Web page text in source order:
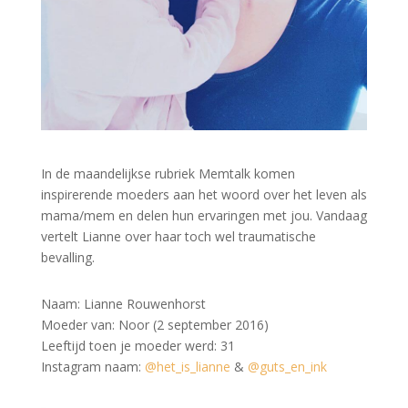
In de maandelijkse rubriek Memtalk komen
inspirerende moeders aan het woord over het leven als
mama/mem en delen hun ervaringen met jou. Vandaag
vertelt Lianne over haar toch wel traumatische
bevalling.
Naam: Lianne Rouwenhorst
Moeder van: Noor (2 september 2016)
Leeftijd toen je moeder werd: 31
Instagram naam: @het_is_lianne & @guts_en_ink